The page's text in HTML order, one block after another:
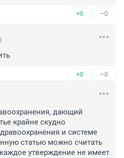
+0 –0
+0 –0
дающий
крайне скудно
и системе
статью можно считать
утверждение не имеет